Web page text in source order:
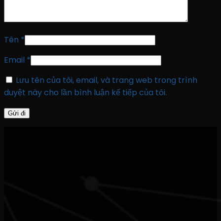
Tên *
Email *
Lưu tên của tôi, email, và trang web trong trình
duyệt này cho lần bình luận kế tiếp của tôi.